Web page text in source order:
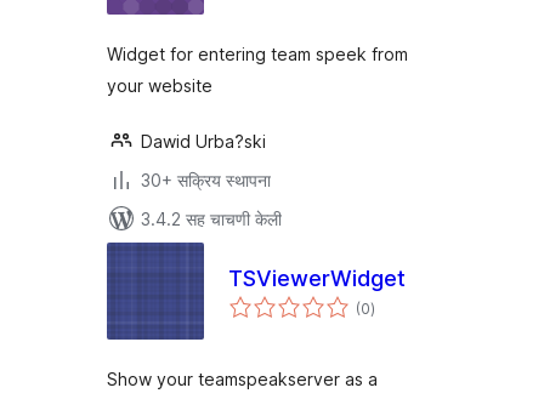
Widget for entering team speek from
your website
Dawid Urba?ski
30+ सक्रिय स्थापना
3.4.2 सह चाचणी केली
TSViewerWidget
(0एकूण
मूल्यांकन
)
Show your teamspeakserver as a